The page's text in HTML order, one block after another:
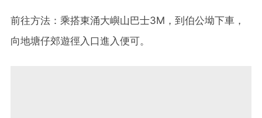
前往方法：乘搭東涌大嶼山巴士3M，到伯公坳下車，
向地塘仔郊遊徑入口進入便可。